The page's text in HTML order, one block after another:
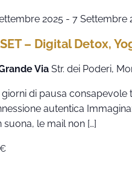
– Digital Detox,
2025- 7 Settembre
Via Str. dei Poderi,
giorni di pausa consapevole
autentica
suona, le mail non […]